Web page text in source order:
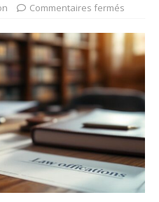
Commentaires fermés